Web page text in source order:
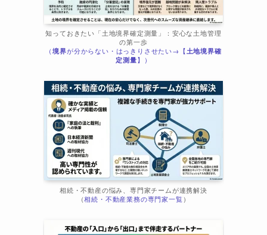
知っておきたい「土地境界確定測量」：安心な土地管理
の第一歩
（境界が分からない・はっきりさせたい→【土地境界確
定測量】）
相続・不動産の悩み、専門家チームが連携解決
（相続・不動産業務の専門家一覧）